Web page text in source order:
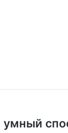
умный